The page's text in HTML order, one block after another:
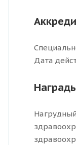
Дата